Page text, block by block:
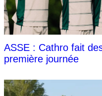
ASSE : Cathro fait
première journée